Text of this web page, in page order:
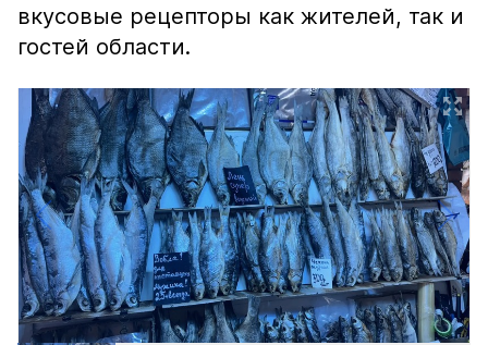
вкусовые рецепторы как жителей, так и
гостей области.